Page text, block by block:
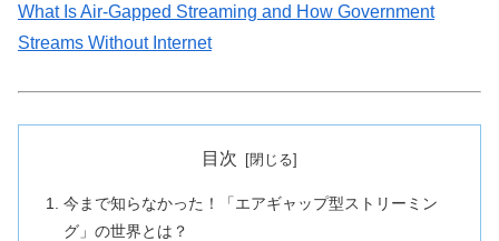
What Is Air-Gapped Streaming and How Government
Streams Without Internet
目次
今まで知らなかった！「エアギャップ型ストリーミン
グ」の世界とは？